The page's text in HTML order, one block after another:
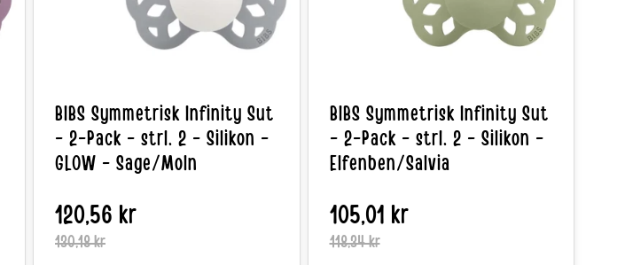
Reapris
Normalpris
BIBS Symmetrisk Infinity Sut
- 2-Pack - strl. 2 - Silikon -
GLOW - Sage/Moln
Reapris
120,56 kr Normalpris
130,18 kr
BIBS Symmetrisk Infinity Sut
- 2-Pack - strl. 2 - Silikon -
Elfenben/Salvia
105,01 kr
118,34 kr